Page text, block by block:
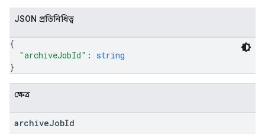
JSON প্রতিনিধিত্ব
{
"archiveJobId" : string
}
ক্ষেত্র
archiveJobId